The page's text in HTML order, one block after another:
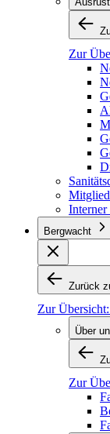
Zur
Interner
Bergwacht
Zurück
Zur Übersicht:
Über
Zur